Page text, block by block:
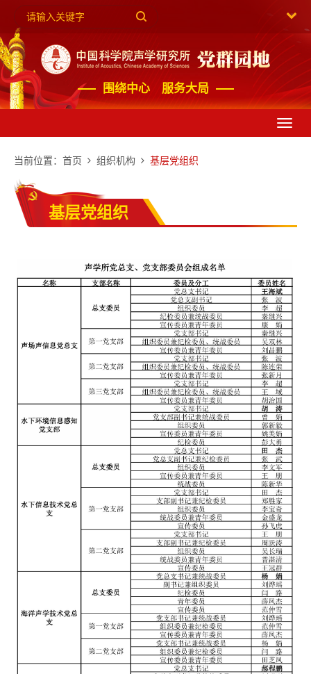
围绕中心 服务大局
当前位置： 首页 组织机构 基层党组织
基层党组织